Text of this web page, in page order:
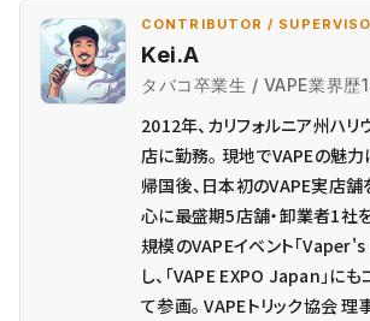
CONTRIBUTOR /
Kei.A
タバコ卒業生 / VAPE業界歴
2012年、カリフォルニア州ハリ
店に勤務。 現地でVAPEの魅
帰国後、日本初のVAPE実店舗
心に最盛期5店舗・卸業者1社
規模のVAPEイベント「
し、「VAPE EXPO Japan」にも
て参画。 VAPEトリック協会 理